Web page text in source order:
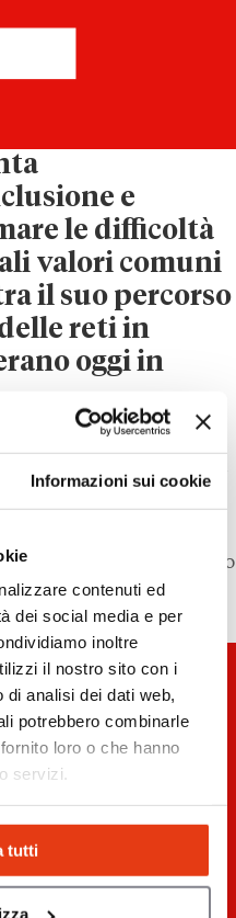
Informazioni sui cookie
contenuti ed
dei social media e per
inoltre
il nostro sito con i
analisi dei dati web,
potrebbero combinarle
loro o che hanno
servizi.
tutti
e
le difficoltà
valori comuni
il suo percorso
reti in
oggi in
in piena di vitalità,
regala a chi la ascolta
spunti di
di squadra e del suo
che ha implicato
preparazione. Parleremo
dalle difficoltà
reinventarsi.